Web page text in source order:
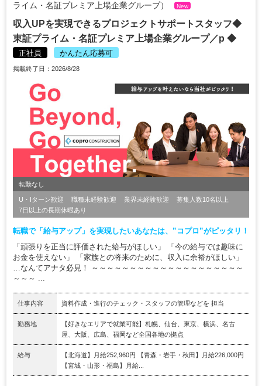
ライム・名証プレミア上場企業グループ）
New
収入UPを実現できるプロジェクトサポートスタッフ◆
東証プライム・名証プレミア上場企業グループ／p ◆
正社員 かんたん応募可
掲載終了日：2026/8/28
転勤なし
U・Iターン歓迎 職種未経験歓迎 業界未経験歓迎
募集人数10名以上
7日以上の長期休暇あり
転職で「給与アップ」を実現したいあなたは、”コプロ”がピッタリ！
「頑張りを正当に評価された給与がほしい」 「今の給与では趣味に
お金を使えない」 「家族との将来のために、収入に余裕がほしい」
…なんてアナタ必見！ ～～～～～～～～～～～～～～～～～～～～
～～～ ...
仕事内容 資料作成・進行のチェック・スタッフの管理などを 担当
勤務地
【好きなエリアで就業可能】札幌、仙台、東京、横浜、名古
屋、大阪、広島、福岡など全国各地の拠点
給与
【北海道】月給252,960円 【青森・岩手・秋田】月給226,000円
【宮城・山形・福島】月給...